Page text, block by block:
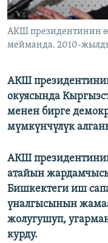
АКШ президентинин
мейманда. 2010-
АКШ
окуясында
менен бирге
мүмкүнчүлүк
АКШ
атайын
Бишкектеги иш
үналгысынын
жолугушуп,
курду.